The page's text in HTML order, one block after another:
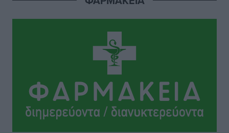
Ειδήσεις• πριν 21 ώρες
Οδηγός στη Ρόδο τράκαρε σταθμευμένο αυτοκίνητο,
παρέσυρε 72χρονο και διέφυγε
πριν 21 ώρες
Το νέο Ειδικό Χωροταξικό για τον Τουρισμό
ξανασχεδιάζει τον επενδυτικό χάρτη της Ρόδου